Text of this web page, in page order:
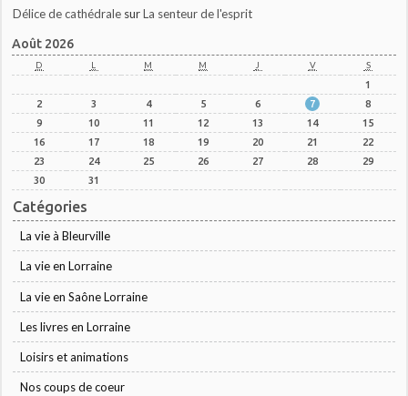
Délice de cathédrale surLa senteur de l'esprit
Août 2026
D L M M J V S
1
2
3 4 5 6 7
8
9
10 11 12 13 14
15
16
17 18 19 20 21
22
23
24 25 26 27 28
29
30
31
Catégories
La vie à Bleurville
La vie en Lorraine
La vie en Saône Lorraine
Les livres en Lorraine
Loisirs et animations
Nos coups de coeur